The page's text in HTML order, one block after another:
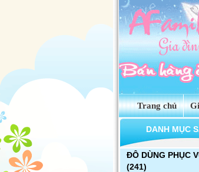
Trang chủ
DANH MỤC
ĐÔ DÙNG PHỤC
(241)